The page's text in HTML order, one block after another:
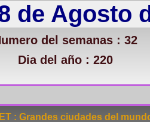
de Agosto
del semanas : 32
Dia del año : 220
: Grandes ciudades del